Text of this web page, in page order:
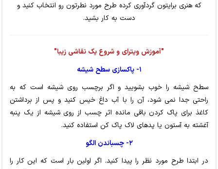
که هنری برایتون گردآوری کرده طرح مورد نطرتون رو انتخاب کنید و
دست به کار بشید.
"آموزش ویترای و شروع یک نقاشی زیبا"
۱- پاکسازی سطح شیشه
سطح شیشه را خوب بشویید و اگر برچسب روی شیشه است که به
راحتی جدا نمی شود، آن را با آب داغ خیس کنید و پس از برداشتن
کاغذ برای پاک کردن باقی مانده اثر چسب از روی شیشه از یک پنبه
آغشته به آستون یا پدهای لاک پاک کن استفاده کنید.
۲- چسباندن الگو
در ابتدا طرح مورد نظر را پیدا کنید. اگر اولین بار است که این کار را